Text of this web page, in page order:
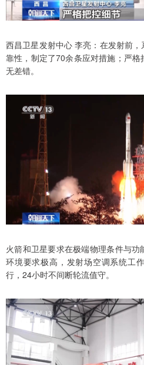
西昌卫星发射中心 李亮：在发射前
靠性，制定了70余条应对措施；严
无差错。
火箭和卫星要求在极端物理条件与
环境要求极高，发射场空调系统工
行，24小时不间断轮流值守。